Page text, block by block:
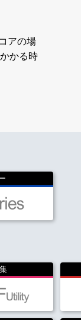
アの場
かる時